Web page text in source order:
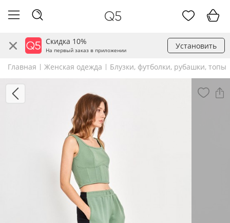
Скидка 10%
На первый заказ в приложении Установить
Главная Женская одежда Блузки, футболки, рубашки, топы